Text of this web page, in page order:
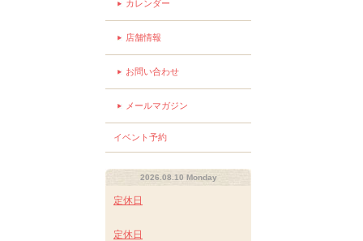
カレンダー
店舗情報
お問い合わせ
メールマガジン
イベント予約
2026.08.10 Monday
定休日
定休日